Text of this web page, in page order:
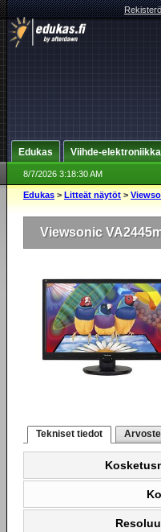
Edukas Viihde-elektroniikka
8/7/2026 3:18:30 AM
Edukas > Litteät näytöt >
Viewsonic
Tekniset tiedot